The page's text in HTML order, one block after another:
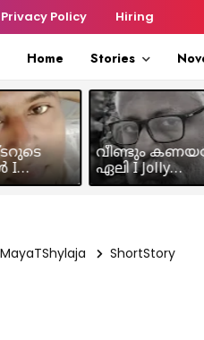
Privacy Policy Hiring
Home Stories
I
MK
വീണ്ടും
ഏലി I Jolly
Chakramakkil
MayaTShylaja ShortStory